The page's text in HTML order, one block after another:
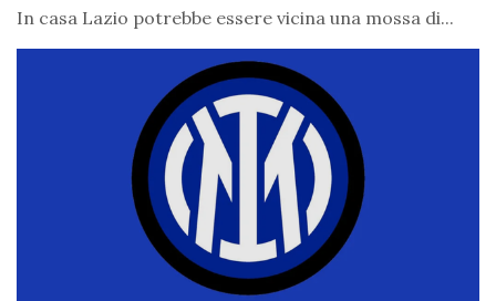
In casa Lazio potrebbe essere vicina una mossa di...